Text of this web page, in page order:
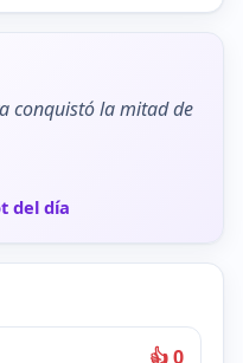
conquistó la mitad de
del día
👍 0